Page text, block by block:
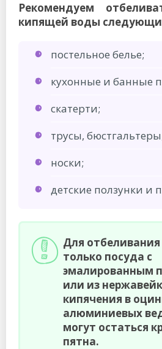
Рекомендуем
кипящей воды
постельное белье;
кухонные и банные
скатерти;
трусы,
носки;
детские ползунки и
Для
только посуда с
эмалированным
или из
кипячения в
алюминиевых
могут остаться
пятна.